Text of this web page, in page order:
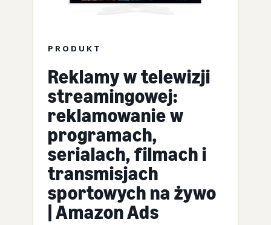
PRODUKT
Reklamy w telewizji
streamingowej:
reklamowanie w
programach,
serialach, filmach i
transmisjach
sportowych na żywo
| Amazon Ads